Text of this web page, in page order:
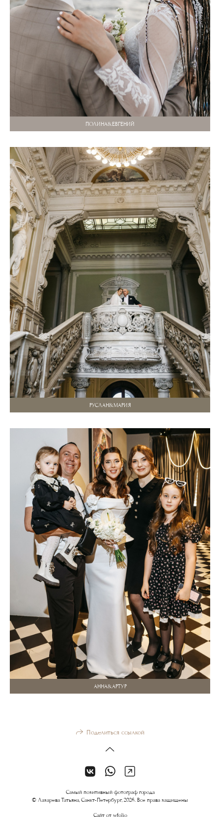
ПОЛИНА&ЕВГЕНИЙ
РУСЛАН&МАРИЯ
АННА&АРТУР
Поделиться ссылкой
Самый позитивный фотограф города
© Лазарева Татьяна, Санкт-Петербург, 2026. Все права защищены
Сайт от wfolio